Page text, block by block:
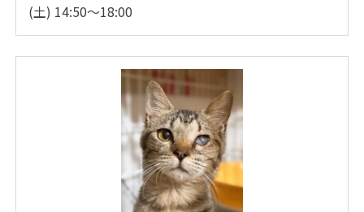
(土) 14:50～18:00